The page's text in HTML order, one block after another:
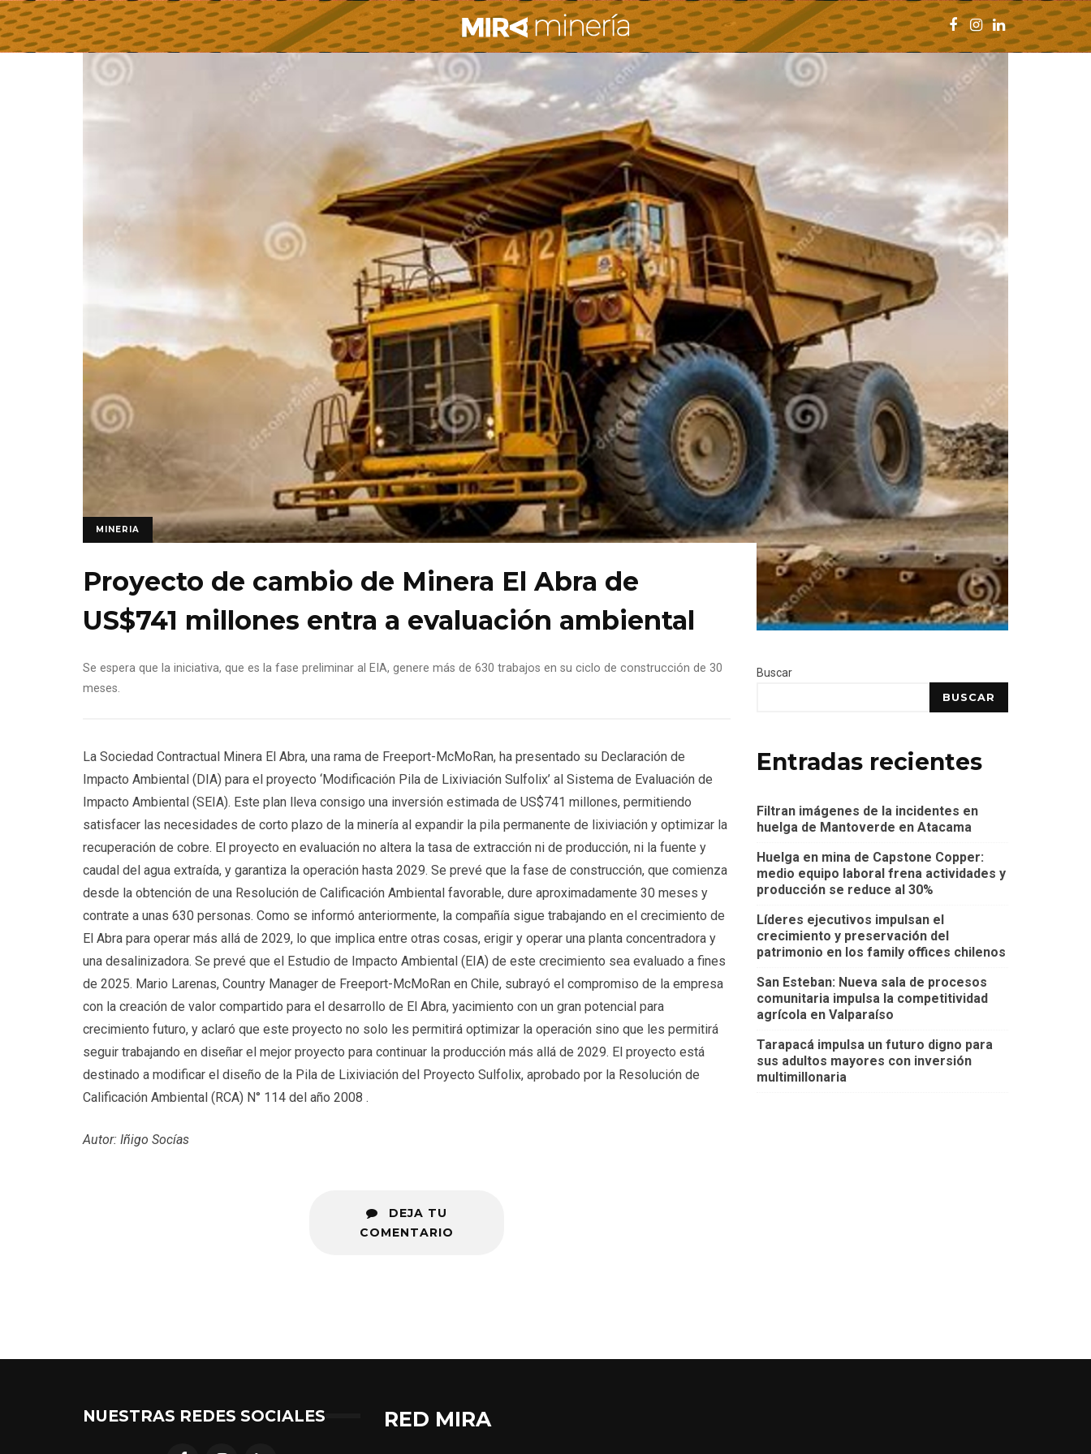
MINERIA
Proyecto de cambio de Minera El Abra de
US$741 millones entra a evaluación ambiental
Se espera que la iniciativa, que es la fase preliminar al EIA, genere más de 630 trabajos en su ciclo de construcción de 30
meses.
La Sociedad Contractual Minera El Abra, una rama de Freeport-McMoRan, ha presentado su Declaración de
Impacto Ambiental (DIA) para el proyecto ‘Modificación Pila de Lixiviación Sulfolix’ al Sistema de Evaluación de
Impacto Ambiental (SEIA). Este plan lleva consigo una inversión estimada de US$741 millones, permitiendo
satisfacer las necesidades de corto plazo de la minería al expandir la pila permanente de lixiviación y optimizar la
recuperación de cobre. El proyecto en evaluación no altera la tasa de extracción ni de producción, ni la fuente y
caudal del agua extraída, y garantiza la operación hasta 2029. Se prevé que la fase de construcción, que comienza
desde la obtención de una Resolución de Calificación Ambiental favorable, dure aproximadamente 30 meses y
contrate a unas 630 personas. Como se informó anteriormente, la compañía sigue trabajando en el crecimiento de
El Abra para operar más allá de 2029, lo que implica entre otras cosas, erigir y operar una planta concentradora y
una desalinizadora. Se prevé que el Estudio de Impacto Ambiental (EIA) de este crecimiento sea evaluado a fines
de 2025. Mario Larenas, Country Manager de Freeport-McMoRan en Chile, subrayó el compromiso de la empresa
con la creación de valor compartido para el desarrollo de El Abra, yacimiento con un gran potencial para
crecimiento futuro, y aclaró que este proyecto no solo les permitirá optimizar la operación sino que les permitirá
seguir trabajando en diseñar el mejor proyecto para continuar la producción más allá de 2029. El proyecto está
destinado a modificar el diseño de la Pila de Lixiviación del Proyecto Sulfolix, aprobado por la Resolución de
Calificación Ambiental (RCA) N° 114 del año 2008 .
Autor: Iñigo Socías
DEJA TU
COMENTARIO
Buscar
BUSCAR
Entradas recientes
Filtran imágenes de la incidentes en
huelga de Mantoverde en Atacama
Huelga en mina de Capstone Copper:
medio equipo laboral frena actividades y
producción se reduce al 30%
Líderes ejecutivos impulsan el
crecimiento y preservación del
patrimonio en los family offices chilenos
San Esteban: Nueva sala de procesos
comunitaria impulsa la competitividad
agrícola en Valparaíso
Tarapacá impulsa un futuro digno para
sus adultos mayores con inversión
multimillonaria
NUESTRAS REDES SOCIALES RED MIRA